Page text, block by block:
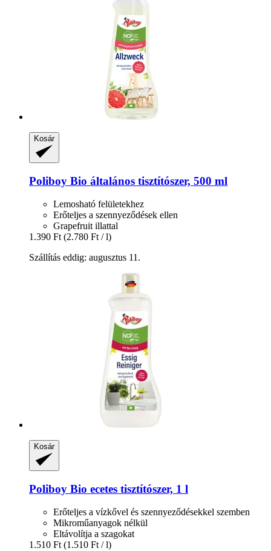
Kosár
Poliboy Bio általános tisztítószer, 500 ml
Lemosható felületekhez
Erőteljes a szennyeződések ellen
Grapefruit illattal
1.390 Ft (2.780 Ft / l)
Szállítás eddig: augusztus 11.
Kosár
Poliboy Bio ecetes tisztítószer, 1 l
Erőteljes a vízkővel és szennyeződésekkel szemben
Mikroműanyagok nélkül
Eltávolítja a szagokat
1.510 Ft (1.510 Ft / l)